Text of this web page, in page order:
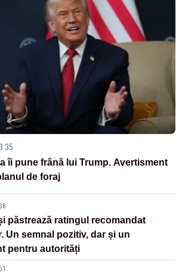
îi pune frână lui Trump. Avertisment
de foraj
păstrează ratingul recomandat
Un semnal pozitiv, dar și un
pentru autorități